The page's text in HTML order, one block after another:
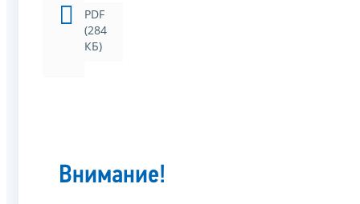
PDF
(284
КБ)
Внимание!